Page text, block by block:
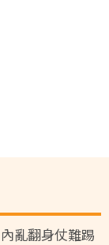
亂翻身仗難踢